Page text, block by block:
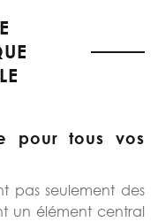
pour tous vos
pas seulement des
un élément central